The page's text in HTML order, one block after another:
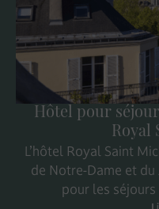
Hôtel pour
Royal
L’hôtel Royal Saint
de Notre-Dame et
pour les